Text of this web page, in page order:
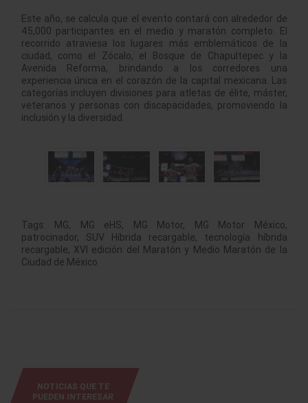
Este año, se calcula que el evento contará con alrededor de
45,000 participantes en el medio y maratón completo. El
recorrido atraviesa los lugares más emblemáticos de la
ciudad, como el Zócalo, el Bosque de Chapultepec y la
Avenida Reforma, brindando a los corredores una
experiencia única en el corazón de la capital mexicana. Las
categorías incluyen divisiones para atletas de élite, máster,
veteranos y personas con discapacidades, promoviendo la
inclusión y la diversidad.
Tags: MG, MG eHS, MG Motor, MG Motor México,
patrocinador, SUV Híbrida recargable, tecnología híbrida
recargable, XVI edición del Maratón y Medio Maratón de la
Ciudad de México
NOTICIAS QUE TE
PUEDEN INTERESAR